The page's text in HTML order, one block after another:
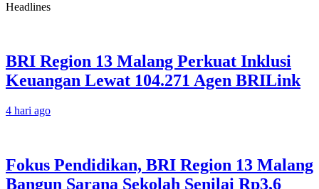
Headlines
BRI Region 13 Malang Perkuat Inklusi
Keuangan Lewat 104.271 Agen BRILink
4 hari ago
Fokus Pendidikan, BRI Region 13 Malang
Bangun Sarana Sekolah Senilai Rp3,6